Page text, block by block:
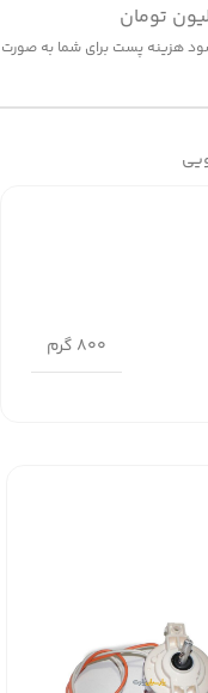
6 میلیون تومان شود هزینه پست برای شما به صورت
800 گرم